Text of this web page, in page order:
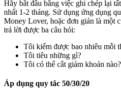
Hãy bắt đầu bằng việc ghi chép lại
nhất 1-2 tháng. Sử dụng ứng dụng
Money Lover, hoặc đơn giản là một
trả lời được ba câu hỏi:
Tôi kiếm được bao nhiêu mỗi
Tôi tiêu những gì?
Tôi có thể cắt giảm khoản nào?
Áp dụng quy tắc 50/30/20